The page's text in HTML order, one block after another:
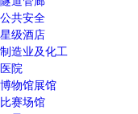
公共安全
星级酒店
制造业及化工
医院
博物馆展馆
比赛场馆